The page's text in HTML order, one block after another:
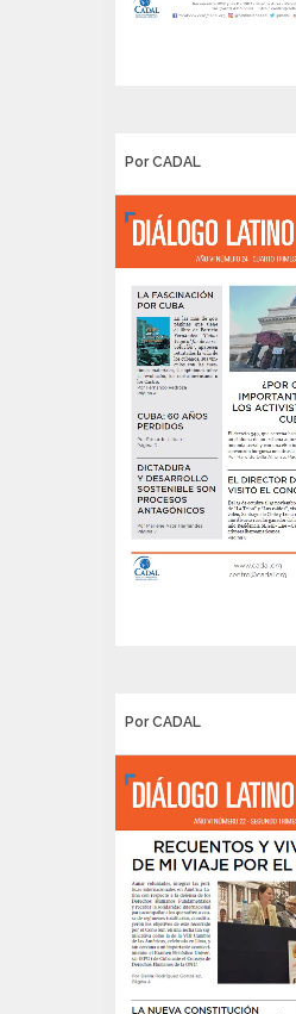
Por CADAL
Por CADAL